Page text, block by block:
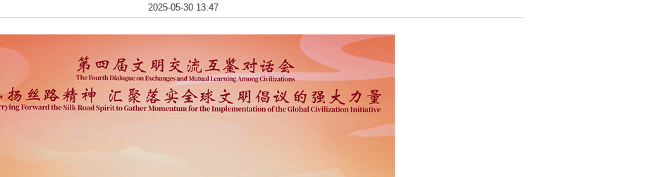
2025-05-30 13:47